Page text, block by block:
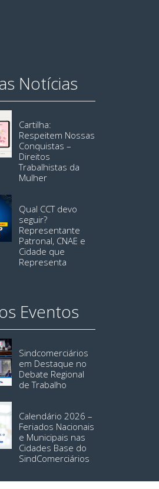
Notícias
Cartilha:
Respeitem Nossas
Conquistas –
Direitos
Trabalhistas da
Mulher
Qual CCT devo
seguir?
Representante
Patronal, CNAE e
Cidade que
Representa
Eventos
Sindcomerciários
em Destaque no
Debate Regional
de Trabalho
Calendário 2026 –
Feriados Nacionais
e Municipais nas
Cidades Base do
SindComerciários